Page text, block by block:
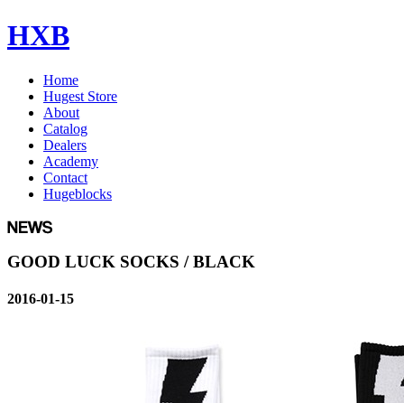
HXB
Home
Hugest Store
About
Catalog
Dealers
Academy
Contact
Hugeblocks
GOOD LUCK SOCKS / BLACK
2016-01-15